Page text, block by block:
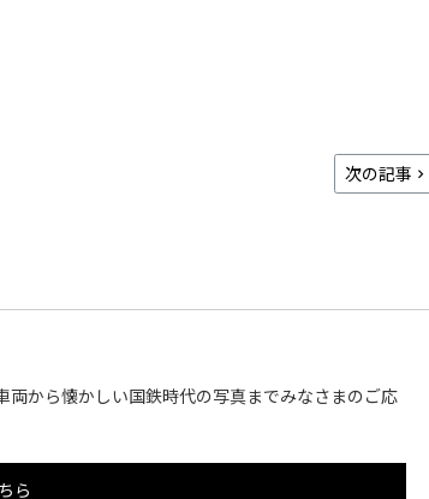
次の記事
から懐かしい国鉄時代の写真までみなさまのご応
ら